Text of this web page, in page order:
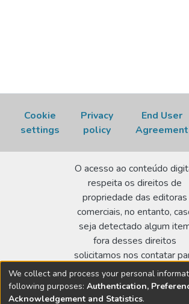
Cookie
settings
Privacy
policy
End User
Agreement
O acesso ao conteúdo
respeita os direitos de
propriedade das editoras
comerciais, no entanto,
seja detectado algum
fora desses direitos
solicitamos nos contatar
realizar a regularização.
Biblioteca Terezine Arantes
We collect and process your personal
following purposes: Authentication,
Acknowledgement and Statistics.